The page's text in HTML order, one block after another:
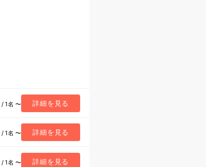
/ 1名 〜 詳細を見る
/ 1名 〜 詳細を見る
/ 1名 〜 詳細を見る